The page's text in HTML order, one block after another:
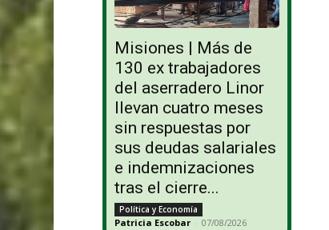
Misiones | Más de
130 ex trabajadores
del aserradero Linor
llevan cuatro meses
sin respuestas por
sus deudas salariales
e indemnizaciones
tras el cierre...
Política y Economía
Patricia Escobar - 07/08/2026